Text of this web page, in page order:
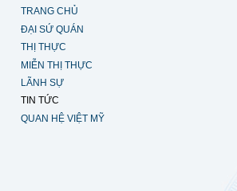
TRANG CHỦ
ĐẠI SỨ QUÁN
THỊ THỰC
MIỄN THỊ THỰC
LÃNH SỰ
TIN TỨC
QUAN HỆ VIỆT MỸ